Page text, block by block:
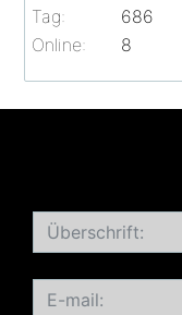
Online: 8
Tag:
686